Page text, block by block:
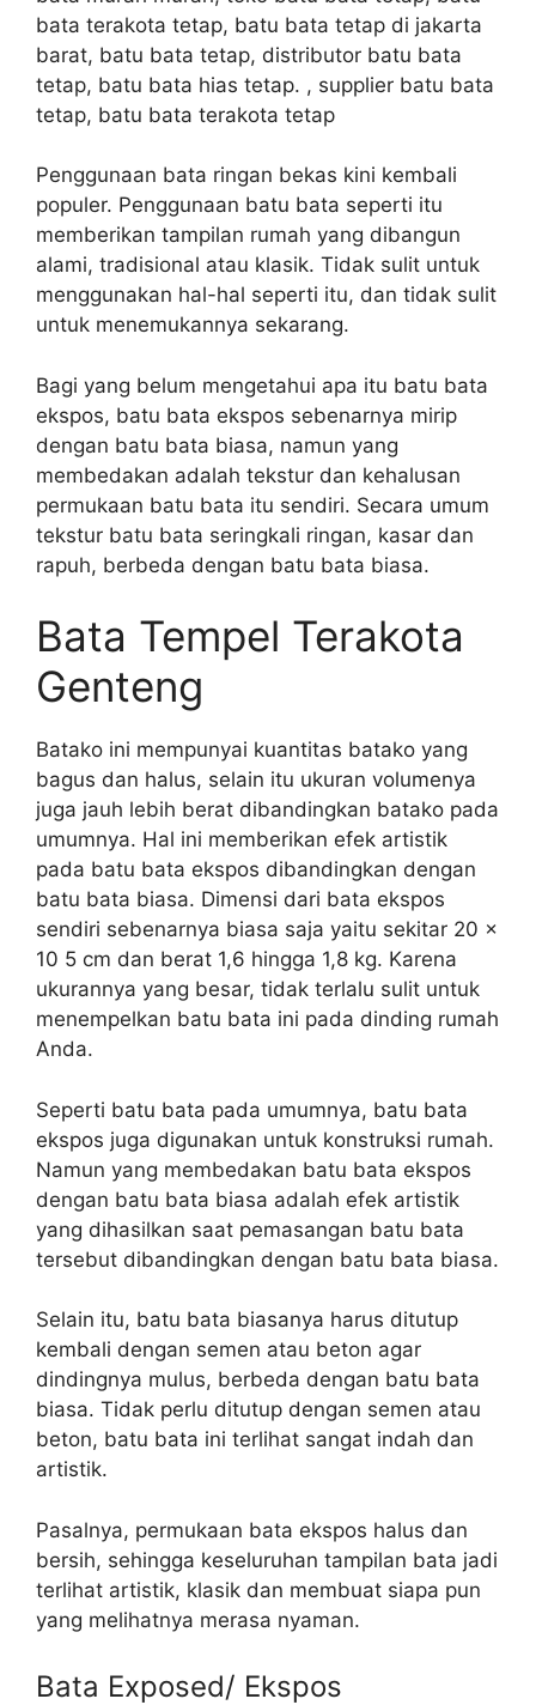
bata terakota tetap, batu bata tetap di jakarta
barat, batu bata tetap, distributor batu bata
tetap, batu bata hias tetap. , supplier batu bata
tetap, batu bata terakota tetap
Penggunaan bata ringan bekas kini kembali
populer. Penggunaan batu bata seperti itu
memberikan tampilan rumah yang dibangun
alami, tradisional atau klasik. Tidak sulit untuk
menggunakan hal-hal seperti itu, dan tidak sulit
untuk menemukannya sekarang.
Bagi yang belum mengetahui apa itu batu bata
ekspos, batu bata ekspos sebenarnya mirip
dengan batu bata biasa, namun yang
membedakan adalah tekstur dan kehalusan
permukaan batu bata itu sendiri. Secara umum
tekstur batu bata seringkali ringan, kasar dan
rapuh, berbeda dengan batu bata biasa.
Bata Tempel Terakota
Genteng
Batako ini mempunyai kuantitas batako yang
bagus dan halus, selain itu ukuran volumenya
juga jauh lebih berat dibandingkan batako pada
umumnya. Hal ini memberikan efek artistik
pada batu bata ekspos dibandingkan dengan
batu bata biasa. Dimensi dari bata ekspos
sendiri sebenarnya biasa saja yaitu sekitar 20 x
10 5 cm dan berat 1,6 hingga 1,8 kg. Karena
ukurannya yang besar, tidak terlalu sulit untuk
menempelkan batu bata ini pada dinding rumah
Anda.
Seperti batu bata pada umumnya, batu bata
ekspos juga digunakan untuk konstruksi rumah.
Namun yang membedakan batu bata ekspos
dengan batu bata biasa adalah efek artistik
yang dihasilkan saat pemasangan batu bata
tersebut dibandingkan dengan batu bata biasa.
Selain itu, batu bata biasanya harus ditutup
kembali dengan semen atau beton agar
dindingnya mulus, berbeda dengan batu bata
biasa. Tidak perlu ditutup dengan semen atau
beton, batu bata ini terlihat sangat indah dan
artistik.
Pasalnya, permukaan bata ekspos halus dan
bersih, sehingga keseluruhan tampilan bata jadi
terlihat artistik, klasik dan membuat siapa pun
yang melihatnya merasa nyaman.
Bata Exposed/ Ekspos